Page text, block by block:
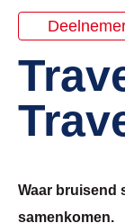
Waar bruisend
samenkomen.